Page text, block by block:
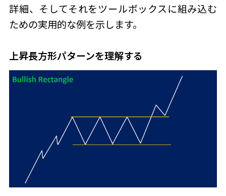
詳細、そしてそれをツールボックスに組み込む
ための実用的な例を示します。
上昇長方形パターンを理解する